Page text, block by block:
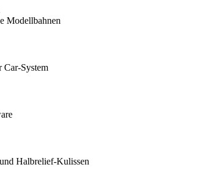
Modellbahnen
Car-System
Halbrelief-Kulissen